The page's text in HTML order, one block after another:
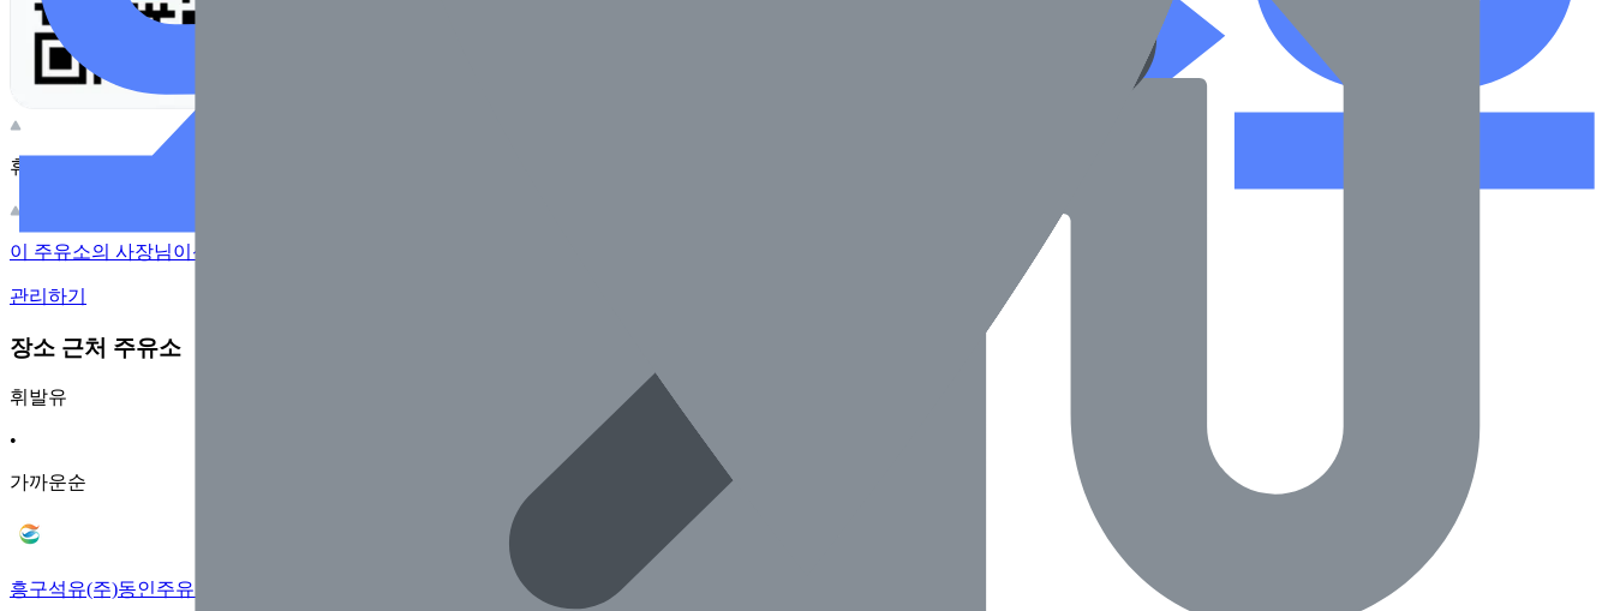
휴대전화 카메라로 찍어보세요
이 주유소의 사장님이신가요?
관리하기
장소 근처 주유소
휘발유
•
가까운순
흥구석유(주)동인주유소